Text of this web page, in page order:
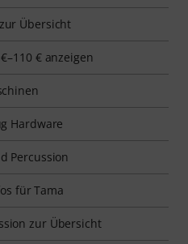
Übersicht
€ anzeigen
Hardware
Percussion
für Tama
zur Übersicht